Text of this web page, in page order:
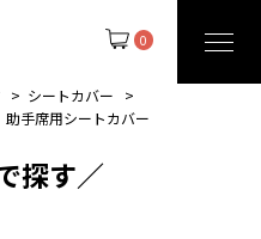
0
シートカバー
助手席用シートカバー
探す／